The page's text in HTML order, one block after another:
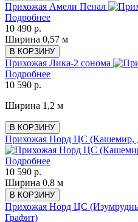
Прихожая Амели Пенал
Подробнее
10 490 р.
Ширина 0,57 м
В КОРЗИНУ
Прихожая Лика-2 сонома
Подробнее
10 590 р.
Ширина 1,2 м
В КОРЗИНУ
Прихожая Норд ЦС (Кашемир,
Подробнее
10 590 р.
Ширина 0,8 м
В КОРЗИНУ
Прихожая Норд ЦС
Графит)